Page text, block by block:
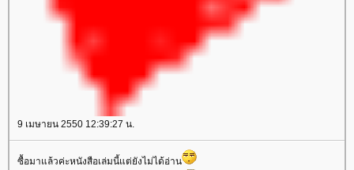
9 เมษายน 2550 12:39:27 น.
ซื้อมาแล้วค่ะหนังสือเล่มนี้แต่ยังไม่ได้อ่าน